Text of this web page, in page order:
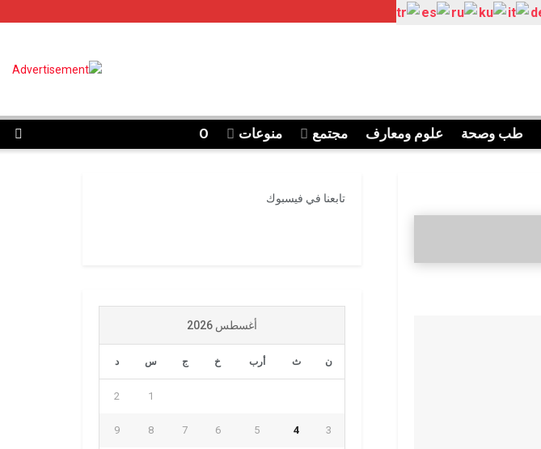
طب وصحة علوم ومعارف مجتمع منوعات O
تابعنا في فيسبوك
أغسطس 2026
ن ث أرب خ ج س د
1
2
3
4
5
6
7
8
9